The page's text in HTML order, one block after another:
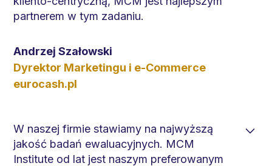
partnerem w tym zadaniu.
Dysponują dużym doświadczeniem i solidną
wiedzą, która pomoże Wam zrozumieć lepiej
Waszych obecnych i potencjalnych klientów,
ogranicza się do projektów badawczych,
często dostarcza inspiracji i rekomendacji
dotyczących kierunków strategicznych. Bardzo
Andrzej Szałowski
Dyrektor Marketingu i e-Commerce
eurocash.pl
W naszej firmie stawiamy na najwyższą
jakość badań ewaluacyjnych. MCM
Institute od lat jest naszym preferowanym